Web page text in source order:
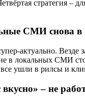
стратегия –
СМИ снова в
актуально. Везде
в локальных СМИ
ушли в рилсы и
– не